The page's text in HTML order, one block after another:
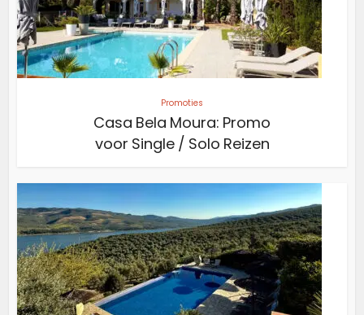
Promoties
Casa Bela Moura: Promo
voor Single / Solo Reizen